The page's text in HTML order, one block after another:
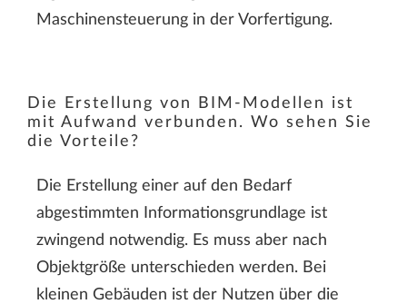
Maschinensteuerung in der Vorfertigung.
Die Erstellung von BIM-Modellen ist
mit Aufwand verbunden. Wo sehen Sie
die Vorteile?
Die Erstellung einer auf den Bedarf
abgestimmten Informationsgrundlage ist
zwingend notwendig. Es muss aber nach
Objektgröße unterschieden werden. Bei
kleinen Gebäuden ist der Nutzen über die